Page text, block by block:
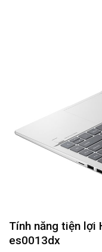
Tính năng tiện lợi
es0013dx